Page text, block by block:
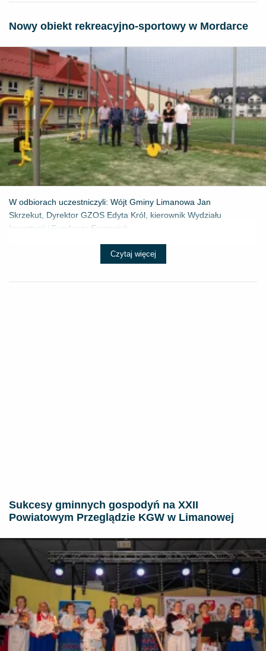
Nowy obiekt rekreacyjno-sportowy w Mordarce
W odbiorach uczestniczyli: Wójt Gminy Limanowa Jan
Skrzekut, Dyrektor GZOS Edyta Król, kierownik Wydziału
Inwestycji i Funduszy Europejsk...
Czytaj więcej
Sukcesy gminnych gospodyń na XXII
Powiatowym Przeglądzie KGW w Limanowej